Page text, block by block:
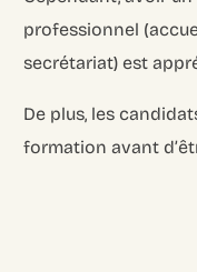
professionnel
secrétariat) est
De plus, les
formation avant